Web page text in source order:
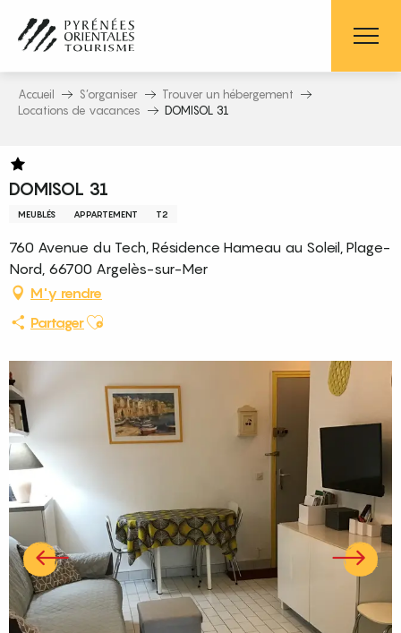
contenu
principal
Accueil S’organiser
Trouver un hébergement
Locations de vacances
DOMISOL 31
DOMISOL 31
MEUBLÉS APPARTEMENT T2
760 Avenue du Tech, Résidence Hameau au Soleil, Plage-
Nord, 66700 Argelès-sur-Mer
M'y rendre
PartagerAjouter aux favoris